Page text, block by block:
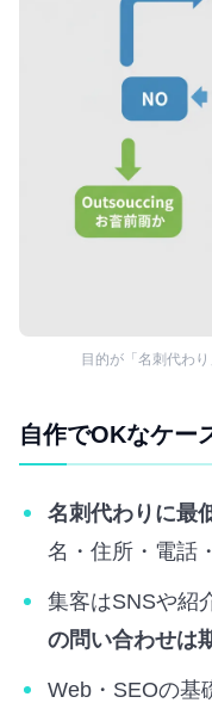
目的が「名刺代わ
自作でOKなケー
名刺代わりに最
名・住所・電話
集客はSNSや紹
の問い合わせは
Web・SEOの基